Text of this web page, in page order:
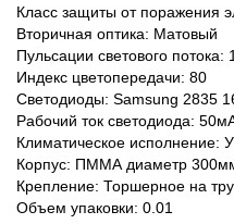
Класс защиты от поражения
Вторичная оптика: Матовый
Пульсации светового потока:
Индекс цветопередачи: 80
Светодиоды: Samsung 2835
Рабочий ток светодиода:
Климатическое исполнение:
Корпус: ПММА диаметр
Крепление: Торшерное на
Объем упаковки: 0.01